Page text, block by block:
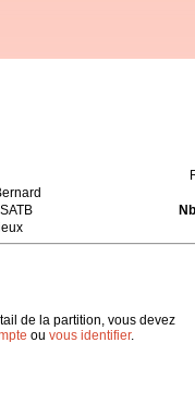
de la partition, vous devez
ou vous identifier.